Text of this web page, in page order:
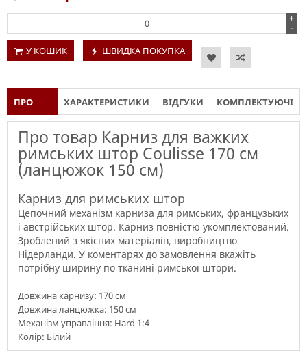
+
-
У КОШИК
ШВИДКА ПОКУПКА
ПРО ХАРАКТЕРИСТИКИ ВІДГУКИ КОМПЛЕКТУЮЧІ
Про товар Карниз для важких
римських штор Coulisse 170 см
(ланцюжок 150 см)
Карниз для римських штор
Цепочний механізм карниза для римських, французьких
і австрійських штор. Карниз повністю укомплектований.
Зроблений з якісних матеріалів, виробництво
Нідерланди. У коментарях до замовлення вкажіть
потрібну ширину по тканині римської штори.
Довжина карнизу: 170 см
Довжина ланцюжка: 150 см
Механізм управління: Hard 1:4
Колір: Білий